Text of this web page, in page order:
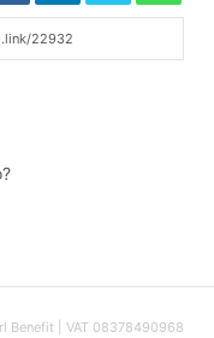
Benefit | VAT 08378490968